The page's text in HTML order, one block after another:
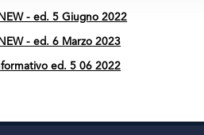
- ed. 5 Giugno 2022
- ed. 6 Marzo 2023
ed. 5 06 2022